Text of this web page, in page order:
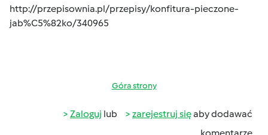
http://przepisownia.pl/przepisy/konfitura-pieczone-
jab%C5%82ko/340965
Góra strony
Zaloguj lub zarejestruj sięaby dodawać